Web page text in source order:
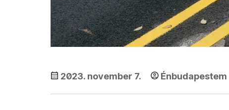
2023. november 7. Énbudapestem